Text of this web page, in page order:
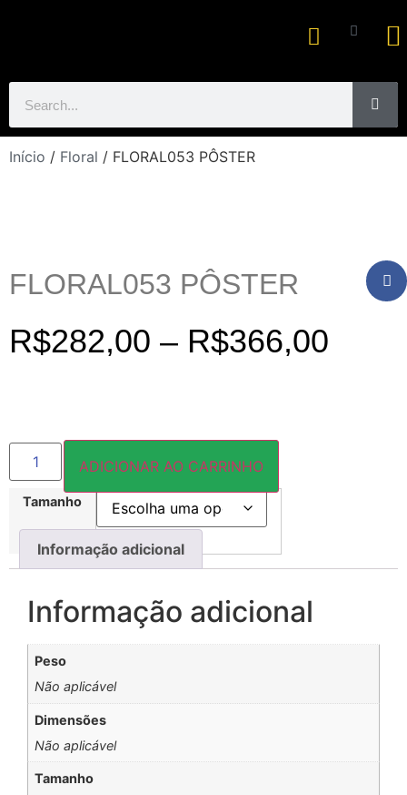
Início / Floral / FLORAL053 PÔSTER
FLORAL053 PÔSTER
R$282,00 – R$366,00
Tamanho
ADICIONAR AO CARRINHO
Informação adicional
Informação adicional
Peso
Não aplicável
Dimensões
Não aplicável
Tamanho